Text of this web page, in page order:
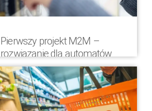
Pierwszy projekt M2M –
rozwiązanie dla automatów
vendingowych
COMVERGA zaprezentowała swoje
pierwsze rozwiązanie z zakresu